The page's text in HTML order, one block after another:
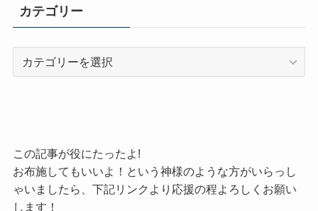
カテゴリー
この記事が役にたったよ!
お布施してもいいよ！という神様のような方がいらっし
ゃいましたら、下記リンクより応援の程よろしくお願い
します！